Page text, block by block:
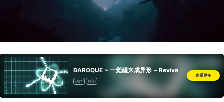
BAROQUE ~ 一觉醒来成异形 ~ Revive
动作 休闲
查看更多